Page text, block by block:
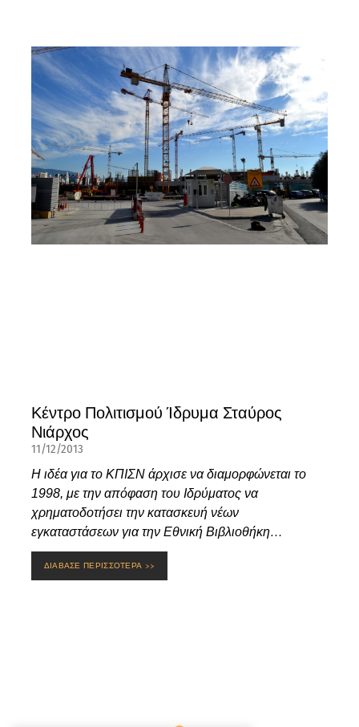
Κέντρο Πολιτισμού Ίδρυμα Σταύρος
Νιάρχος
11/12/2013
Η ιδέα για το ΚΠΙΣΝ άρχισε να διαμορφώνεται το
1998, με την απόφαση του Ιδρύματος να
χρηματοδοτήσει την κατασκευή νέων
εγκαταστάσεων για την Εθνική Βιβλιοθήκη…
ΔΙΑΒΑΣΕ ΠΕΡΙΣΣΟΤΕΡΑ >>